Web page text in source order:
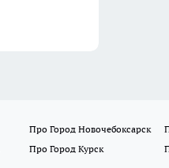
Про Город Новочебоксарск
Про Город Курск